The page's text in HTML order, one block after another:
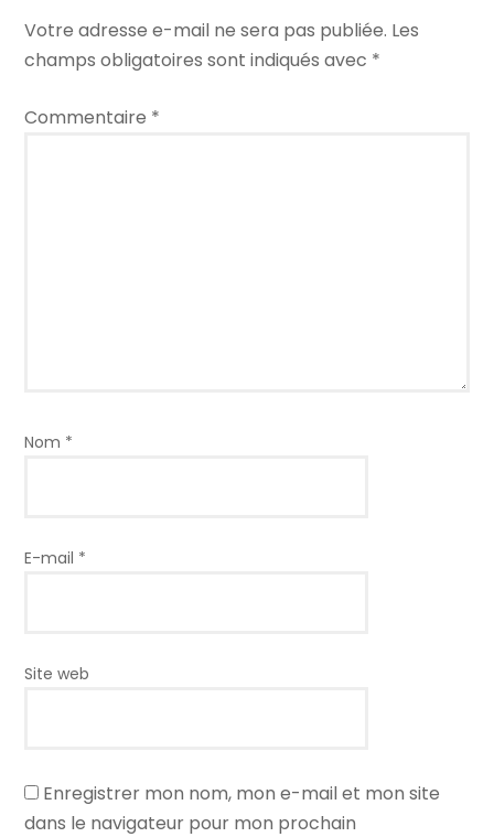
Votre adresse e-mail ne sera pas publiée. Les
champs obligatoires sont indiqués avec *
Commentaire *
Nom *
E-mail *
Site web
Enregistrer mon nom, mon e-mail et mon site
dans le navigateur pour mon prochain